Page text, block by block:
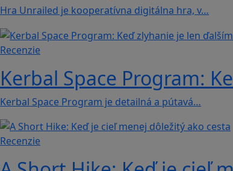
Hra Unrailed je kooperatívna digitálna hra, v…
Recenzie
Kerbal Space Program:
Kerbal Space Program je detailná a pútavá…
Recenzie